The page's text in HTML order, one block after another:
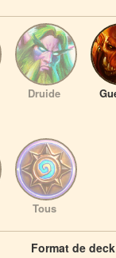
Druide
Tous
Format de deck